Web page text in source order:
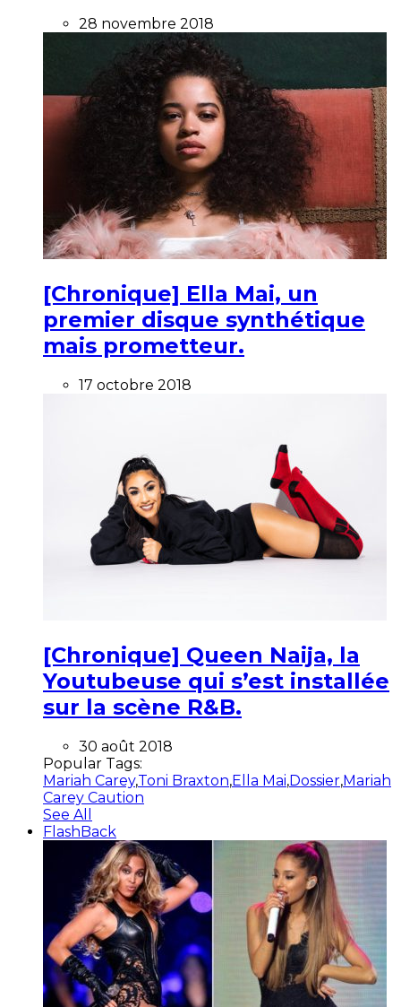
28 novembre 2018
[Chronique] Ella Mai, un
premier disque synthétique
mais prometteur.
17 octobre 2018
[Chronique] Queen Naija, la
Youtubeuse qui s’est installée
sur la scène R&B.
30 août 2018
Popular Tags:
Mariah Carey,Toni Braxton,Ella Mai,Dossier,Mariah
Carey Caution
See All
FlashBack